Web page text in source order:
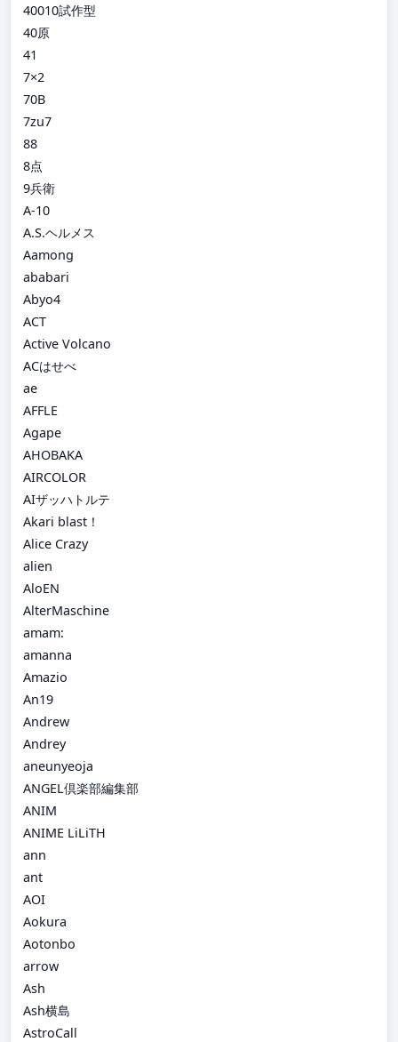
40010試作型
40原
41
7×2
70B
7zu7
88
8点
9兵衛
A-10
A.S.ヘルメス
Aamong
ababari
Abyo4
ACT
Active Volcano
ACはせべ
ae
AFFLE
Agape
AHOBAKA
AIRCOLOR
AIザッハトルテ
Akari blast！
Alice Crazy
alien
AloEN
AlterMaschine
amam:
amanna
Amazio
An19
Andrew
Andrey
aneunyeoja
ANGEL倶楽部編集部
ANIM
ANIME LiLiTH
ann
ant
AOI
Aokura
Aotonbo
arrow
Ash
Ash横島
AstroCall